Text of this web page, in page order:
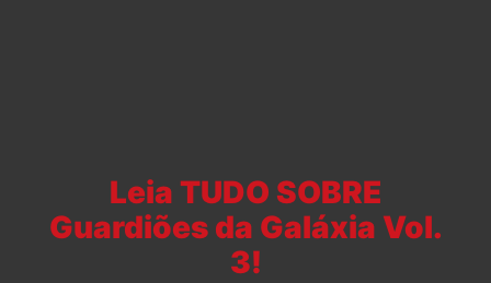
Leia TUDO SOBRE
Guardiões da Galáxia Vol.
3!